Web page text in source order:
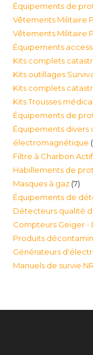
Équipements de
Vêtements Militaire
Vêtements Militaire
Équipements
Kits complets
Kits outillages
Kits complets
Kits Trousses
Équipements de
Équipements
électromagnétique
Filtre à Charbon
Habillements de
Masques à gaz 77
Équipements de
Détecteurs qualité
Compteurs Geiger -
Produits
Générateurs
Manuels de survie